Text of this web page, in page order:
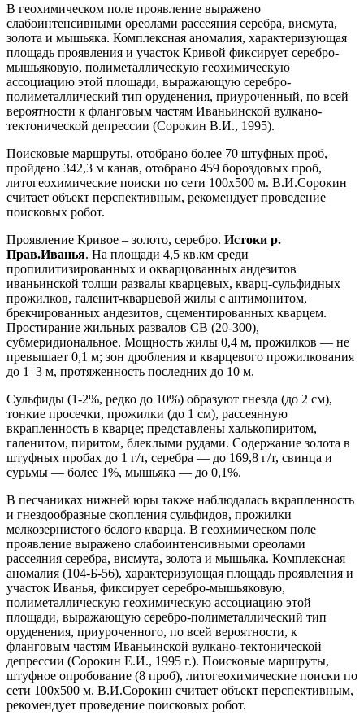
В геохимическом поле проявление выражено
слабоинтенсивными ореолами рассеяния серебра, висмута,
золота и мышьяка. Комплексная аномалия, характеризующая
площадь проявления и участок Кривой фиксирует серебро-
мышьяковую, полиметаллическую геохимическую
ассоциацию этой площади, выражающую серебро-
полиметаллический тип оруденения, приуроченный, по всей
вероятности к фланговым частям Иваньинской вулкано-
тектонической депрессии (Сорокин В.И., 1995).
Поисковые маршруты, отобрано более 70 штуфных проб,
пройдено 342,3 м канав, отобрано 459 бороздовых проб,
литогеохимические поиски по сети 100х500 м. В.И.Сорокин
считает объект перспективным, рекомендует проведение
поисковых робот.
Проявление Кривое – золото, серебро. Истоки р.
Прав.Иванья. На площади 4,5 кв.км среди
пропилитизированных и окварцованных андезитов
иваньинской толщи развалы кварцевых, кварц-сульфидных
прожилков, галенит-кварцевой жилы с антимонитом,
брекчированных андезитов, сцементированных кварцем.
Простирание жильных развалов СВ (20-300),
субмеридиональное. Мощность жилы 0,4 м, прожилков — не
превышает 0,1 м; зон дробления и кварцевого прожилкования
до 1–3 м, протяженность последних до 10 м.
Сульфиды (1-2%, редко до 10%) образуют гнезда (до 2 см),
тонкие просечки, прожилки (до 1 см), рассеянную
вкрапленность в кварце; представлены халькопиритом,
галенитом, пиритом, блеклыми рудами. Содержание золота в
штуфных пробах до 1 г/т, серебра — до 169,8 г/т, свинца и
сурьмы — более 1%, мышьяка — до 0,1%.
В песчаниках нижней юры также наблюдалась вкрапленность
и гнездообразные скопления сульфидов, прожилки
мелкозернистого белого кварца. В геохимическом поле
проявление выражено слабоинтенсивными ореолами
рассеяния серебра, висмута, золота и мышьяка. Комплексная
аномалия (104-Б-56), характеризующая площадь проявления и
участок Иванья, фиксирует серебро-мышьяковую,
полиметаллическую геохимическую ассоциацию этой
площади, выражающую серебро-полиметаллический тип
оруденения, приуроченного, по всей вероятности, к
фланговым частям Иваньинской вулкано-тектонической
депрессии (Сорокин Е.И., 1995 г.). Поисковые маршруты,
штуфное опробование (8 проб), литогеохимические поиски по
сети 100х500 м. В.И.Сорокин считает объект перспективным,
рекомендует проведение поисковых робот.